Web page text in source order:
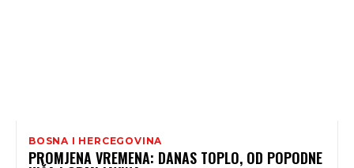
BOSNA I HERCEGOVINA
PROMJENA VREMENA: DANAS TOPLO, OD POPODNE